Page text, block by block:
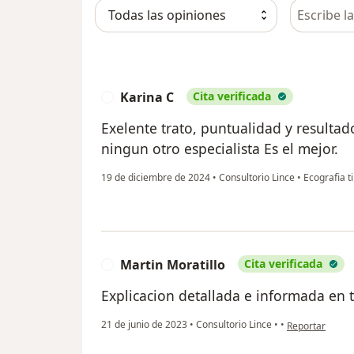
Busca en
Karina C Cita verificada
Exelente trato, puntualidad y
ningun otro especialista Es el mejor.
19 de diciembre de 2024 • Consultorio Lince • Ecografia
Martin Moratillo Cita verificada
Explicacion detallada e informada en
21 de junio de 2023 • Consultorio Lince • • en opinión del
Reportar